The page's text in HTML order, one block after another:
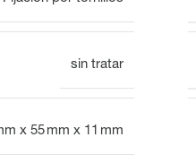
sin tratar
x 55 mm x 11 mm